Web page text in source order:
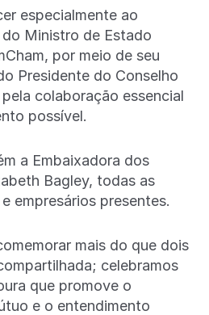
especialmente ao
Ministro de Estado
por meio de seu
Presidente do Conselho
colaboração essencial
possível.
a Embaixadora dos
Bagley, todas as
empresários presentes.
mais do que dois
celebramos
que promove o
e o entendimento